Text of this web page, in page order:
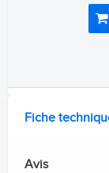
Fiche
Avis